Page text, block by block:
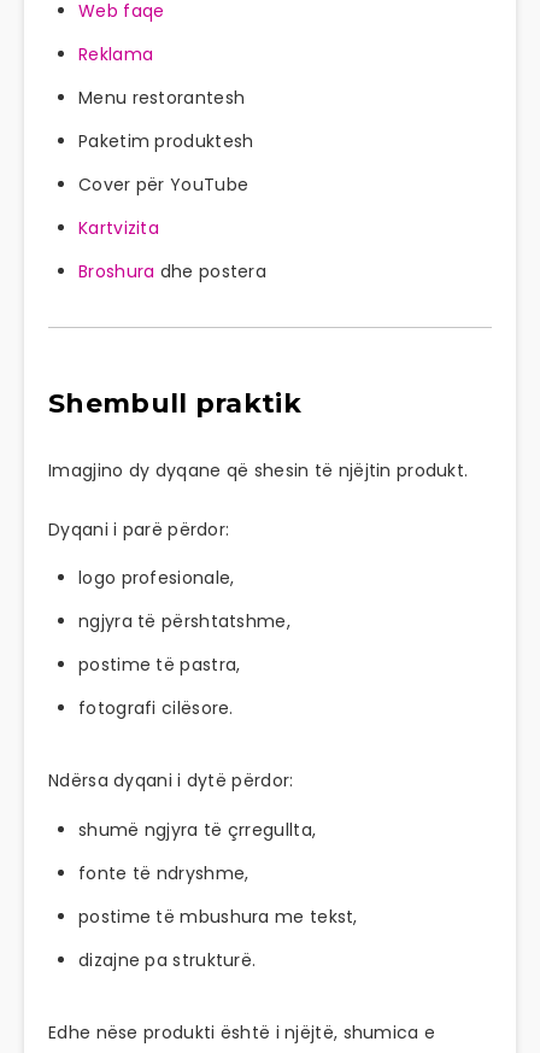
Web faqe
Reklama
Menu restorantesh
Paketim produktesh
Cover për YouTube
Kartvizita
Broshura dhe postera
Shembull praktik
Imagjino dy dyqane që shesin të njëjtin produkt.
Dyqani i parë përdor:
logo profesionale,
ngjyra të përshtatshme,
postime të pastra,
fotografi cilësore.
Ndërsa dyqani i dytë përdor:
shumë ngjyra të çrregullta,
fonte të ndryshme,
postime të mbushura me tekst,
dizajne pa strukturë.
Edhe nëse produkti është i njëjtë, shumica e